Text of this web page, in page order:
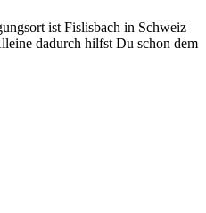
ist Fislisbach in Schweiz
dadurch hilfst Du schon dem